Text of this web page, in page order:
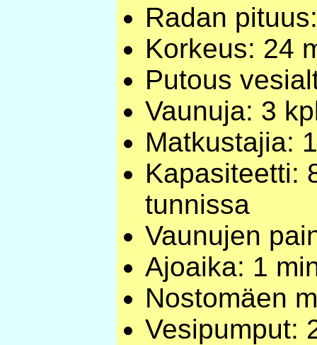
Radan
Korkeus: 24
Putous
Vaunuja: 3
Matkustajia:
Kapasiteetti:
tunnissa
Vaunujen
Ajoaika: 1
Nostomäen
Vesipumput: